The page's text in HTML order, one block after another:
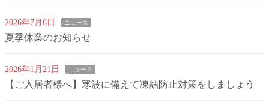
2026年7月6日 ニュース
夏季休業のお知らせ
2026年1月21日 ニュース
【ご入居者様へ】寒波に備えて凍結防止対策をしましょう